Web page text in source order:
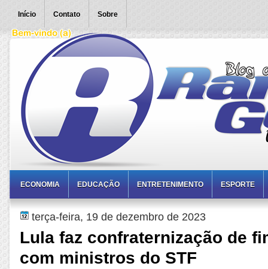
Início Contato Sobre
ECONOMIA EDUCAÇÃO ENTRETENIMENTO ESPORTE
terça-feira, 19 de dezembro de 2023
Lula faz confraternização de
com ministros do STF